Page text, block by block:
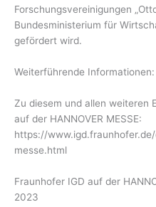
Forschungsvereinigungen
Bundesministerium für
gefördert wird.
Weiterführende Informationen:
Zu diesem und allen weiteren
auf der HANNOVER MESSE:
https://
messe.html
Fraunhofer IGD auf der
2023